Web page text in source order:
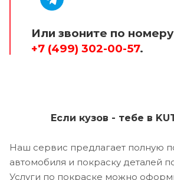
Или звоните по
+7 (499) 302-00-57.
Если кузов - тебе в
Наш сервис предлагает полную
автомобиля и покраску деталей
Услуги по покраске можно